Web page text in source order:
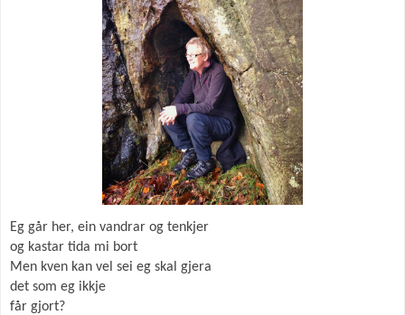
Eg går her, ein vandrar og tenkjer
og kastar tida mi bort
Men kven kan vel sei eg skal gjera
det som eg ikkje
får gjort?